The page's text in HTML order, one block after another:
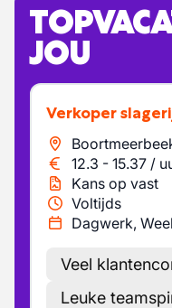
JOU
Verkoper
12.3 - 15.37 /
Kans op vast
Voltijds
Dagwerk,
Veel
Leuke